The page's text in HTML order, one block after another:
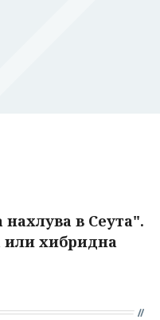
в Сеута".
или хибридна